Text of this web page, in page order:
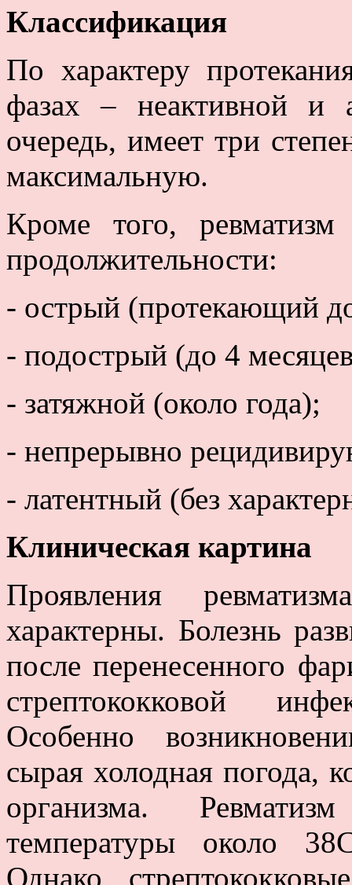
Классификация
По характеру
фазах – неактивной и
очередь, имеет три
максимальную.
Кроме того,
продолжительности:
- острый (протекающий
- подострый (до 4
- затяжной (около года);
- непрерывно
- латентный (без
Клиническая картина
Проявления
характерны. Болезнь
после перенесенного
стрептококковой
Особенно
сырая холодная погода,
организма.
температуры около
Однако